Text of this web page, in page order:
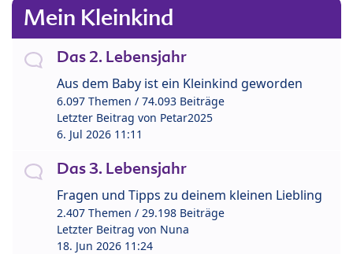
Mein Kleinkind
Das 2. Lebensjahr
Aus dem Baby ist ein Kleinkind geworden
6.097 Themen / 74.093 Beiträge
Letzter Beitrag von Petar2025
6. Jul 2026 11:11
Das 3. Lebensjahr
Fragen und Tipps zu deinem kleinen Liebling
2.407 Themen / 29.198 Beiträge
Letzter Beitrag von Nuna
18. Jun 2026 11:24